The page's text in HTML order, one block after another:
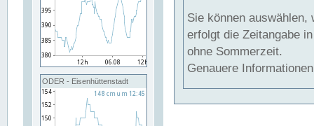
ODER - Eisenhüttenstadt
Sie können auswählen,
erfolgt die Zeitangabe
ohne Sommerzeit.
Genauere